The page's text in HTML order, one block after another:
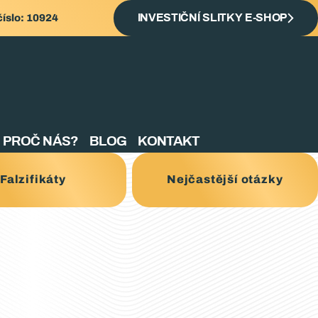
10924 INVESTIČNÍ SLITKY E-SHOP
PROČ NÁS? BLOG KONTAKT
Falzifikáty Nejčastější otázky